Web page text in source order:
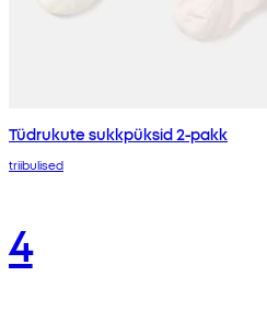
Tüdrukute sukkpüksid 2-pakk
triibulised
4